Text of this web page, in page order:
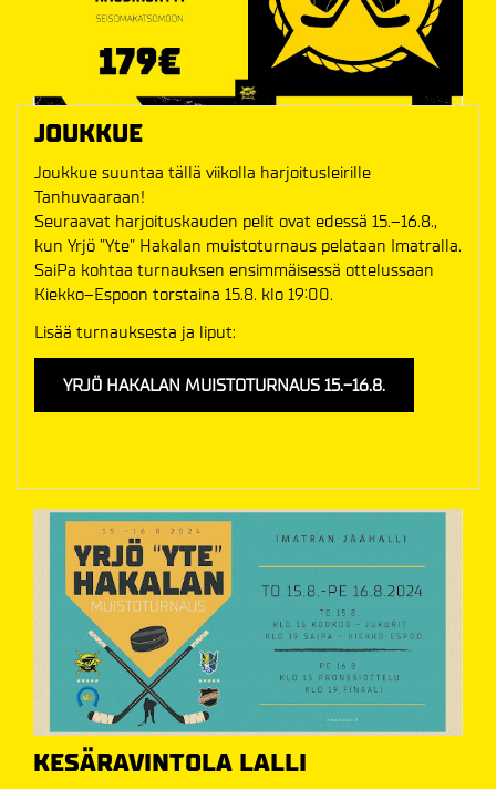
JOUKKUE
Joukkue suuntaa tällä viikolla harjoitusleirille
Tanhuvaaraan!
Seuraavat harjoituskauden pelit ovat edessä 15.–16.8.,
kun Yrjö ”Yte” Hakalan muistoturnaus pelataan Imatralla.
SaiPa kohtaa turnauksen ensimmäisessä ottelussaan
Kiekko–Espoon torstaina 15.8. klo 19:00.
Lisää turnauksesta ja liput:
YRJÖ HAKALAN MUISTOTURNAUS 15.-16.8.
KESÄRAVINTOLA LALLI